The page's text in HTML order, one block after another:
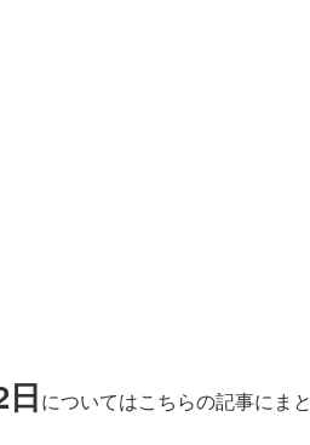
についてはこちらの記事にまと